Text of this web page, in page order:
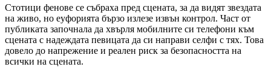
Стотици фенове се събраха пред сцената, за да видят звездата
на живо, но еуфорията бързо излезе извън контрол. Част от
публиката започнала да хвърля мобилните си телефони към
сцената с надеждата певицата да си направи селфи с тях. Това
довело до напрежение и реален риск за безопасността на
всички на сцената.